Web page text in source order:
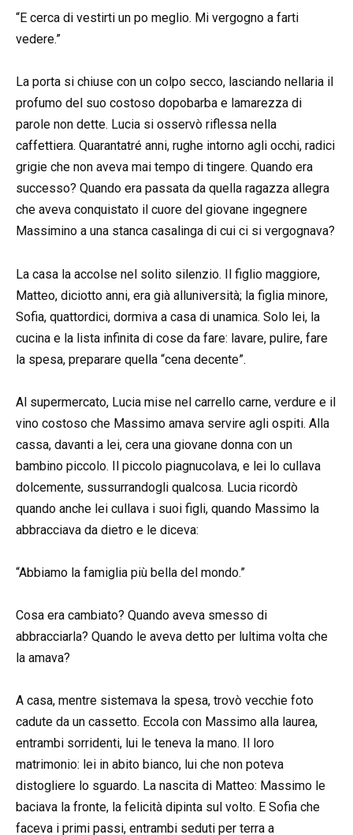
“E cerca di vestirti un po meglio. Mi vergogno a farti
vedere.”
La porta si chiuse con un colpo secco, lasciando nellaria il
profumo del suo costoso dopobarba e lamarezza di
parole non dette. Lucia si osservò riflessa nella
caffettiera. Quarantatré anni, rughe intorno agli occhi, radici
grigie che non aveva mai tempo di tingere. Quando era
successo? Quando era passata da quella ragazza allegra
che aveva conquistato il cuore del giovane ingegnere
Massimino a una stanca casalinga di cui ci si vergognava?
La casa la accolse nel solito silenzio. Il figlio maggiore,
Matteo, diciotto anni, era già alluniversità; la figlia minore,
Sofia, quattordici, dormiva a casa di unamica. Solo lei, la
cucina e la lista infinita di cose da fare: lavare, pulire, fare
la spesa, preparare quella “cena decente”.
Al supermercato, Lucia mise nel carrello carne, verdure e il
vino costoso che Massimo amava servire agli ospiti. Alla
cassa, davanti a lei, cera una giovane donna con un
bambino piccolo. Il piccolo piagnucolava, e lei lo cullava
dolcemente, sussurrandogli qualcosa. Lucia ricordò
quando anche lei cullava i suoi figli, quando Massimo la
abbracciava da dietro e le diceva:
“Abbiamo la famiglia più bella del mondo.”
Cosa era cambiato? Quando aveva smesso di
abbracciarla? Quando le aveva detto per lultima volta che
la amava?
A casa, mentre sistemava la spesa, trovò vecchie foto
cadute da un cassetto. Eccola con Massimo alla laurea,
entrambi sorridenti, lui le teneva la mano. Il loro
matrimonio: lei in abito bianco, lui che non poteva
distogliere lo sguardo. La nascita di Matteo: Massimo le
baciava la fronte, la felicità dipinta sul volto. E Sofia che
faceva i primi passi, entrambi seduti per terra a